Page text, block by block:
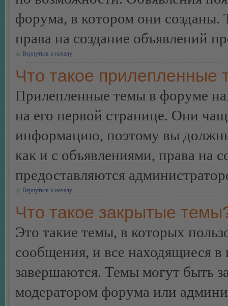
форума, в котором они
права на создание объявлений
Вернуться к началу
Что такое прилепленные
Прилепленные темы в форуме
на его первой странице. Они
информацию, поэтому вы
как и с объявлениями, права на
предоставляются
Вернуться к началу
Что такое закрытые
Это такие темы, в которых
сообщения, и все находящиеся
завершаются. Темы могут быть
модератором форума или